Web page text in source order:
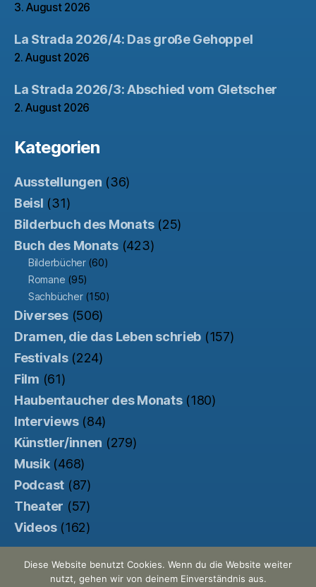
3. August 2026
La Strada 2026/4: Das große Gehoppel
2. August 2026
La Strada 2026/3: Abschied vom Gletscher
2. August 2026
Kategorien
Ausstellungen (36)
Beisl (31)
Bilderbuch des Monats(25)
Buch des Monats(423)
Bilderbücher(60)
Romane (95)
Sachbücher(150)
Diverses(506)
Dramen, die das Leben schrieb (157)
Festivals(224)
Film (61)
Haubentaucher des Monats(180)
Interviews(84)
Künstler/innen (279)
Musik(468)
Podcast (87)
Theater (57)
Videos(162)
Diese Website benutzt Cookies. Wenn du die Website weiter
nutzt, gehen wir von deinem Einverständnis aus.